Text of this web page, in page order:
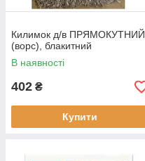
Килимок д/в ПРЯМОКУТНИЙ
(ворс), блакитний
В наявності
402 ₴
Купити